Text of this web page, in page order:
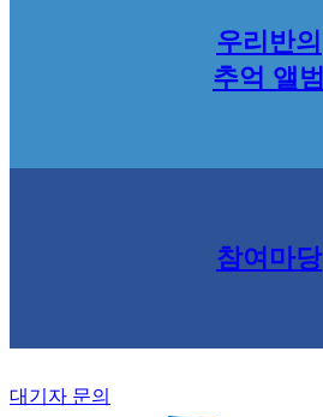
우리반의
추억 앨범
참여마당
대기자 문의